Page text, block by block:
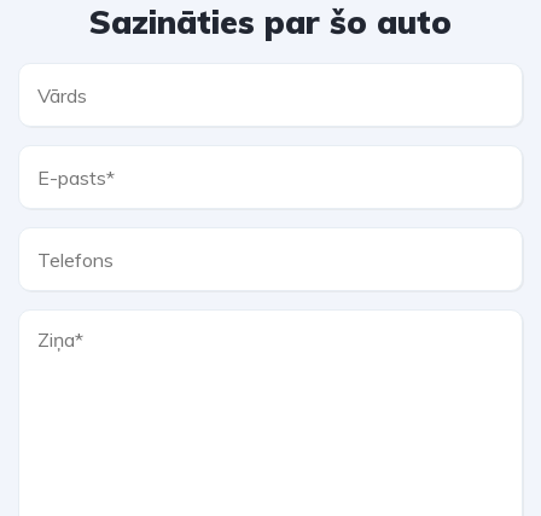
Sazināties par šo auto